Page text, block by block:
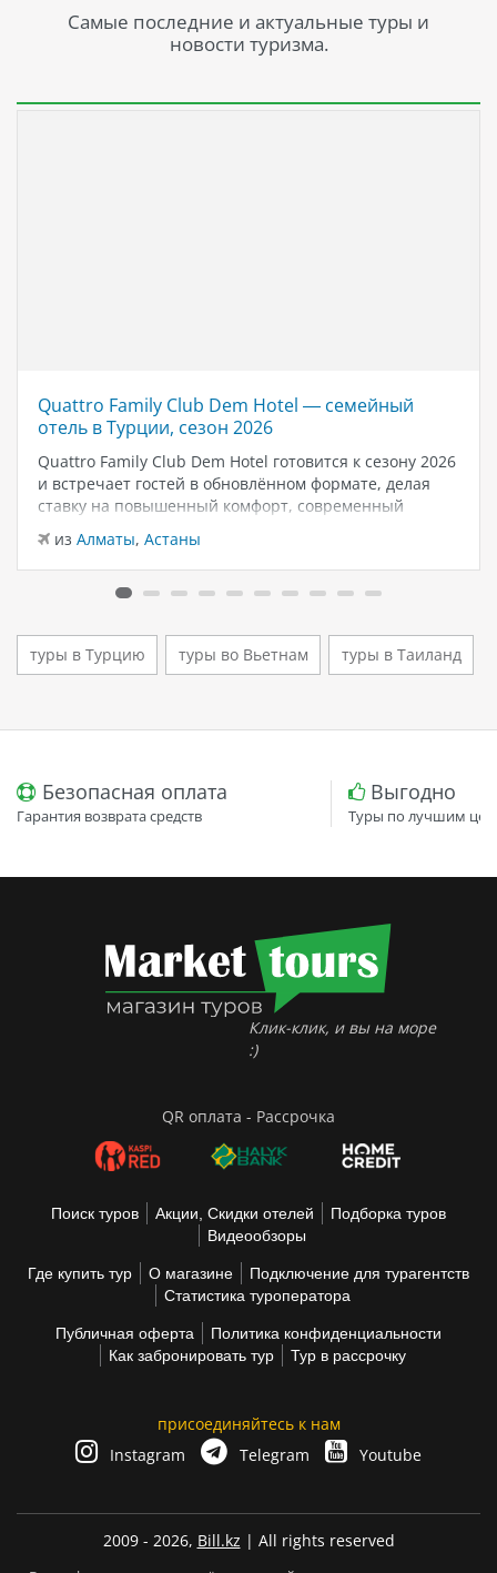
Самые последние и актуальные туры и
новости туризма.
Quattro Family Club Dem Hotel — семейный
отель в Турции, сезон 2026
Quattro Family Club Dem Hotel готовится к сезону 2026
и встречает гостей в обновлённом формате, делая
ставку на повышенный комфорт, современный
моря. Отель остаётся популярным выбором для тех,
кто ищет семейный отель в…
из Алматы, Астаны
туры в Турцию туры во Вьетнам туры в Таиланд
Безопасная оплата
Гарантия возврата средств
Выгодно
Туры по лучшим
Клик-клик, и вы на море
:)
QR оплата - Рассрочка
Поиск туров Акции, Скидки отелей
Подборка туров
Видеообзоры
Где купить тур О магазине
Подключение для турагентств
Статистика туроператора
Публичная оферта
Политика конфиденциальности
Как забронировать тур
Тур в рассрочку
присоединяйтесь к нам
Instagram
Telegram Youtube
2009 - 2026, Bill.kz | All rights reserved